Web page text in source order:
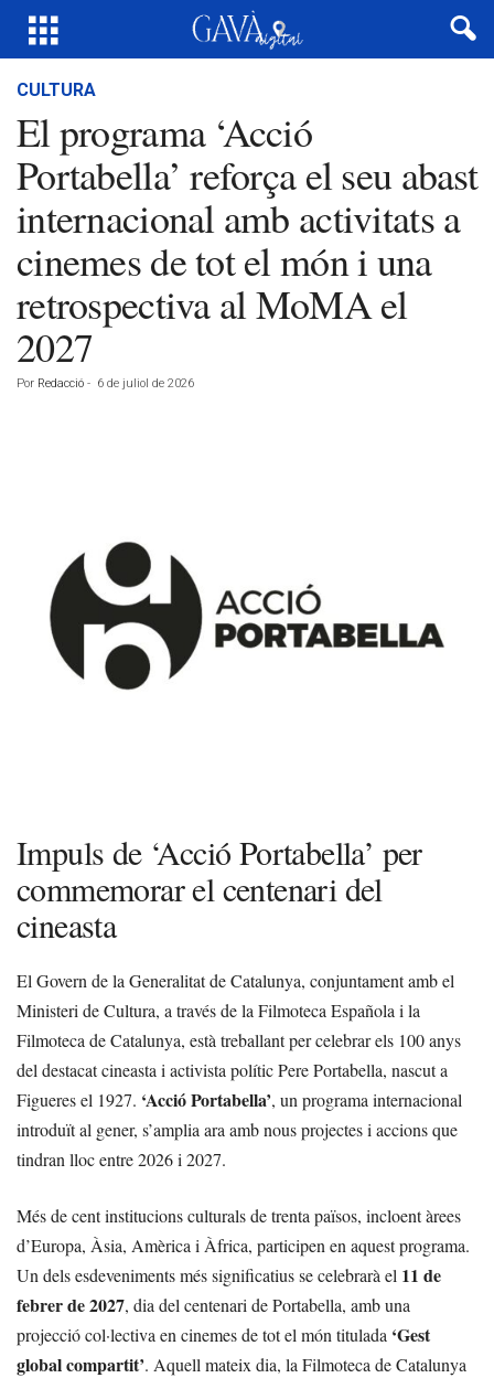
CULTURA
El programa ‘Acció
Portabella’ reforça el seu abast
internacional amb activitats a
cinemes de tot el món i una
retrospectiva al MoMA el
2027
Por Redacció - 6 de juliol de 2026
Impuls de ‘Acció Portabella’ per
commemorar el centenari del
cineasta
El Govern de la Generalitat de Catalunya, conjuntament amb el
Ministeri de Cultura, a través de la Filmoteca Española i la
Filmoteca de Catalunya, està treballant per celebrar els 100 anys
del destacat cineasta i activista polític Pere Portabella, nascut a
Figueres el 1927. ‘Acció Portabella’, un programa internacional
introduït al gener, s’amplia ara amb nous projectes i accions que
tindran lloc entre 2026 i 2027.
Més de cent institucions culturals de trenta països, incloent àrees
d’Europa, Àsia, Amèrica i Àfrica, participen en aquest programa.
Un dels esdeveniments més significatius se celebrarà el 11 de
febrer de 2027, dia del centenari de Portabella, amb una
projecció col·lectiva en cinemes de tot el món titulada ‘Gest
global compartit’. Aquell mateix dia, la Filmoteca de Catalunya